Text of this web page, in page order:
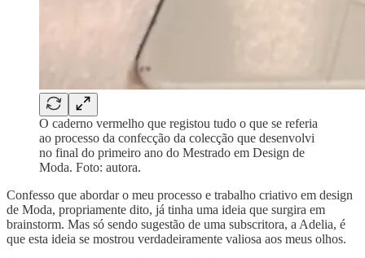
O caderno vermelho que registou tudo o que se referia
ao processo da confecção da colecção que desenvolvi
no final do primeiro ano do Mestrado em Design de
Moda. Foto: autora.
Confesso que abordar o meu processo e trabalho criativo em design
de Moda, propriamente dito, já tinha uma ideia que surgira em
brainstorm. Mas só sendo sugestão de uma subscritora, a Adelia, é
que esta ideia se mostrou verdadeiramente valiosa aos meus olhos.